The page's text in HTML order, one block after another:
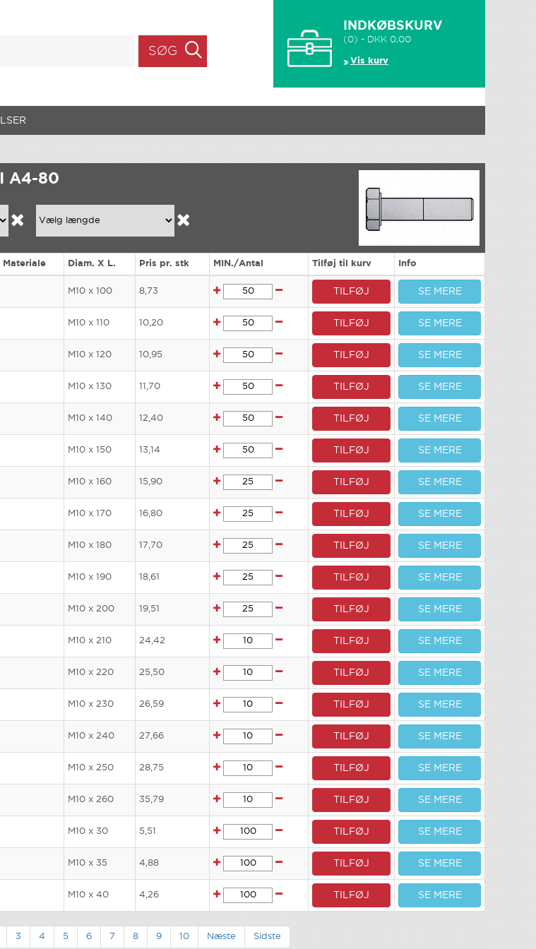
INDKØBSKURV
(0) - DKK 0,00
Vis kurv
SØG
A4-80
Materiale Diam. X L. Pris pr. stk MIN./Antal Tilføj til kurv Info
M10 x 100 8,73 TILFØJ SE MERE
M10 x 110 10,20 TILFØJ SE MERE
M10 x 120 10,95 TILFØJ SE MERE
M10 x 130 11,70 TILFØJ SE MERE
M10 x 140 12,40 TILFØJ SE MERE
M10 x 150 13,14 TILFØJ SE MERE
M10 x 160 15,90 TILFØJ SE MERE
M10 x 170 16,80 TILFØJ SE MERE
M10 x 180 17,70 TILFØJ SE MERE
M10 x 190 18,61 TILFØJ SE MERE
M10 x 200 19,51 TILFØJ SE MERE
M10 x 210 24,42 TILFØJ SE MERE
M10 x 220 25,50 TILFØJ SE MERE
M10 x 230 26,59 TILFØJ SE MERE
M10 x 240 27,66 TILFØJ SE MERE
M10 x 250 28,75 TILFØJ SE MERE
M10 x 260 35,79 TILFØJ SE MERE
M10 x 30 5,51 TILFØJ SE MERE
M10 x 35 4,88 TILFØJ SE MERE
M10 x 40 4,26 TILFØJ SE MERE
3 4 5 6 7 8 9 10 Næste Sidste